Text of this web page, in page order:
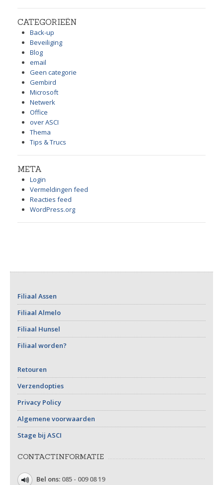
CATEGORIEËN
Back-up
Beveiliging
Blog
email
Geen categorie
Gembird
Microsoft
Netwerk
Office
over ASCI
Thema
Tips & Trucs
META
Login
Vermeldingen feed
Reacties feed
WordPress.org
Filiaal Assen
Filiaal Almelo
Filiaal Hunsel
Filiaal worden?
Retouren
Verzendopties
Privacy Policy
Algemene voorwaarden
Stage bij ASCI
CONTACTINFORMATIE
Bel ons: 085 - 009 08 19